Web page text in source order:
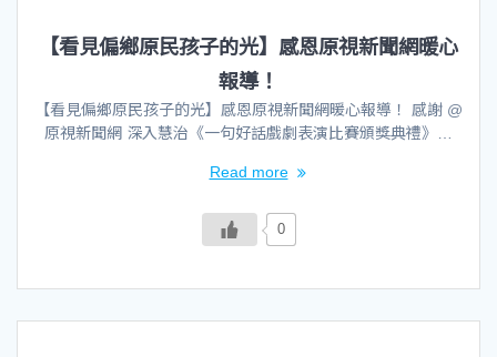
【看見偏鄉原民孩子的光】感恩原視新聞網暖心
報導！
【看見偏鄉原民孩子的光】感恩原視新聞網暖心報導！ 感謝 @
原視新聞網 深入慧治《一句好話戲劇表演比賽頒獎典禮》…
Read more
0